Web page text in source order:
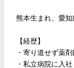
熊本生まれ、愛
【経歴】
・寄り道せず薬
・私立病院に入社